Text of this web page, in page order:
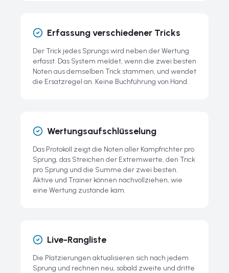
Erfassung verschiedener Tricks
Der Trick jedes Sprungs wird neben der Wertung
erfasst. Das System meldet, wenn die zwei besten
Noten aus demselben Trick stammen, und wendet
die Ersatzregel an. Keine Buchführung von Hand.
Wertungsaufschlüsselung
Das Protokoll zeigt die Noten aller Kampfrichter pro
Sprung, das Streichen der Extremwerte, den Trick
pro Sprung und die Summe der zwei besten.
Aktive und Trainer können nachvollziehen, wie
eine Wertung zustande kam.
Live-Rangliste
Die Platzierungen aktualisieren sich nach jedem
Sprung und rechnen neu, sobald zweite und dritte